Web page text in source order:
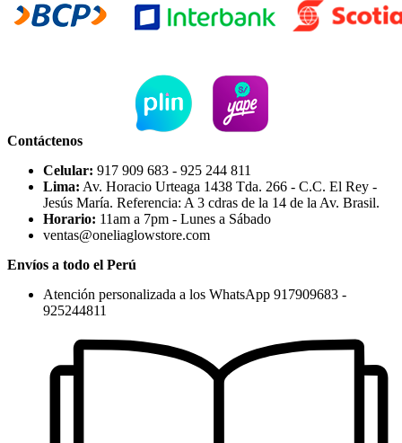
Contáctenos
Celular: 917 909 683 - 925 244 811
Lima: Av. Horacio Urteaga 1438 Tda. 266 - C.C. El Rey -
Jesús María. Referencia: A 3 cdras de la 14 de la Av. Brasil.
Horario: 11am a 7pm - Lunes a Sábado
ventas@oneliaglowstore.com
Envíos a todo el Perú
Atención personalizada a los WhatsApp 917909683 -
925244811